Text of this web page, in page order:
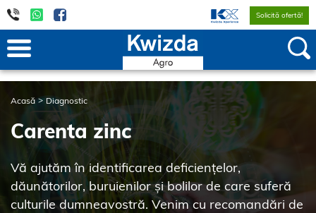
Solicită ofertă!
Acasă Diagnostic
Carenta zinc
Vă ajutăm în identificarea deficiențelor,
dăunătorilor, buruienilor și bolilor de care suferă
culturile dumneavostră. Venim cu recomandări de